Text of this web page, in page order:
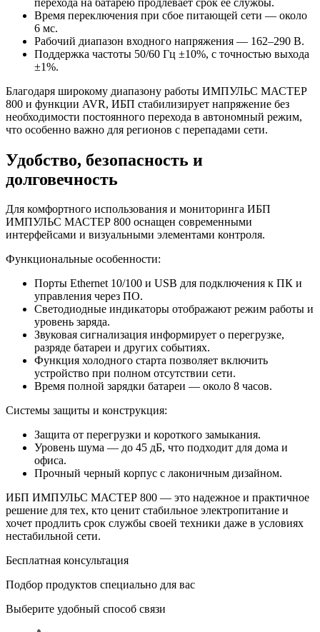
Время переключения при сбое питающей сети — около
6 мс.
Рабочий диапазон входного напряжения — 162–290 В.
Поддержка частоты 50/60 Гц ±10%, с точностью выхода
±1%.
Благодаря широкому диапазону работы ИМПУЛЬС МАСТЕР
800 и функции AVR, ИБП стабилизирует напряжение без
необходимости постоянного перехода в автономный режим,
что особенно важно для регионов с перепадами сети.
Удобство, безопасность и
долговечность
Для комфортного использования и мониторинга ИБП
ИМПУЛЬС МАСТЕР 800 оснащен современными
интерфейсами и визуальными элементами контроля.
Функциональные особенности:
Порты Ethernet 10/100 и USB для подключения к ПК и
управления через ПО.
Светодиодные индикаторы отображают режим работы и
уровень заряда.
Звуковая сигнализация информирует о перегрузке,
разряде батареи и других событиях.
Функция холодного старта позволяет включить
устройство при полном отсутствии сети.
Время полной зарядки батареи — около 8 часов.
Системы защиты и конструкция:
Защита от перегрузки и короткого замыкания.
Уровень шума — до 45 дБ, что подходит для дома и
офиса.
Прочный черный корпус с лаконичным дизайном.
ИБП ИМПУЛЬС МАСТЕР 800 — это надежное и практичное
решение для тех, кто ценит стабильное электропитание и
хочет продлить срок службы своей техники даже в условиях
нестабильной сети.
Бесплатная консультация
Подбор продуктов специально для вас
Выберите удобный способ связи